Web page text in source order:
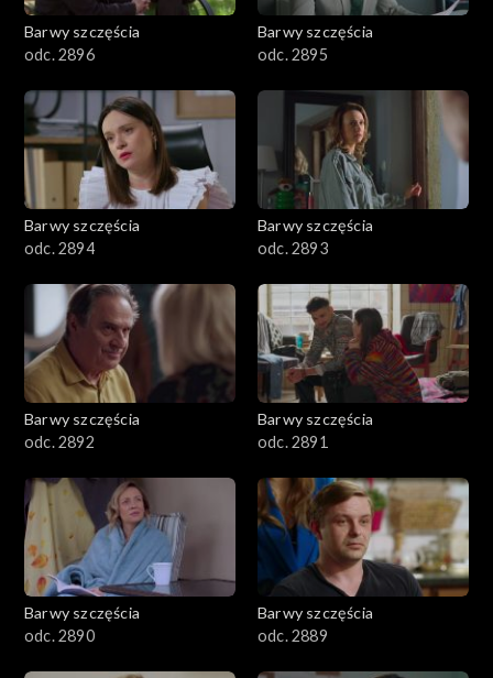
2301–2400
2201–2300
2101–2200
2001–2100
1801–1900
1701–1800
1601–1700
1501–1600
1401–1500
1301–1400
Barwy szczęścia
odc. 2896
Barwy szczęścia
odc. 2895
Barwy szczęścia
odc. 2894
Barwy szczęścia
odc. 2893
Barwy szczęścia
odc. 2892
Barwy szczęścia
odc. 2891
Barwy szczęścia
odc. 2890
Barwy szczęścia
odc. 2889